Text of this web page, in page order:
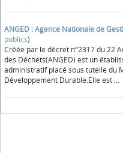
ANGED : Agence Nationale de
publics)
Créée par le décret n°2317 du 22
des Déchets(ANGED) est un
administratif placé sous tutelle du
Développement Durable.Elle est ...